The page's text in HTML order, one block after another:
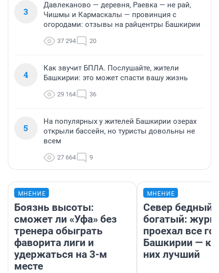
3
Давлеканово — деревня, Раевка — не рай,
Чишмы и Кармаскалы — провинция с
огородами: отзывы на райцентры Башкирии
37 294 20
4
Как звучит БПЛА. Послушайте, жители
Башкирии: это может спасти вашу жизнь
29 164 36
5
На популярных у жителей Башкирии озерах
открыли бассейн, но туристы довольны не
всем
27 664 9
МНЕНИЕ
Боязнь высоты:
сможет ли «Уфа» без
тренера обыграть
фаворита лиги и
удержаться на 3-м
месте
МНЕНИЕ
Север бедный,
богатый:
проехал все
Башкирии —
них лучший